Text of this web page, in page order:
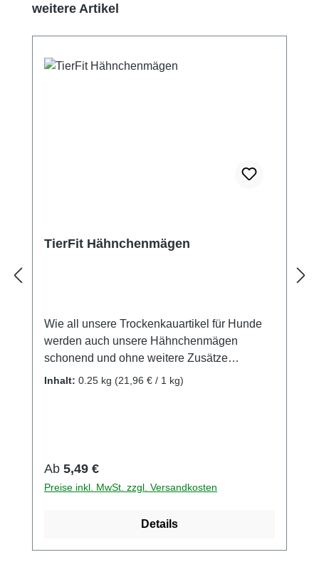
Produktgalerie überspringen
weitere Artikel
TierFit Hähnchenmägen
Wie all unsere Trockenkauartikel für Hunde
werden auch unsere Hähnchenmägen
schonend und ohne weitere Zusätze
getrocknet.Mit unseren TierFit Kauartikeln
Einzelfuttermittel für Hunde Bitte füttern Sie
Kauartikel nur unter Aufsicht Unsere
unterliegen natürlichen Schwankungen.Sie
Inhalt: 0.25 kg (21,96 € / 1 kg)
Regulärer Preis:
Ab 5,49 €
Preise inkl. MwSt. zzgl. Versandkosten
Details